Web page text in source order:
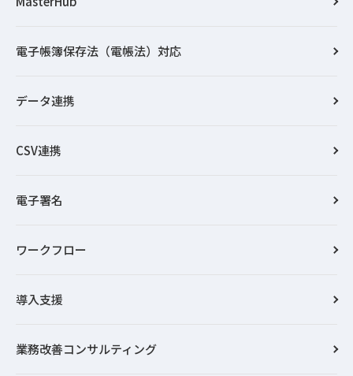
電子帳簿保存法（電帳法）対応
データ連携
CSV連携
電子署名
ワークフロー
導入支援
業務改善コンサルティング